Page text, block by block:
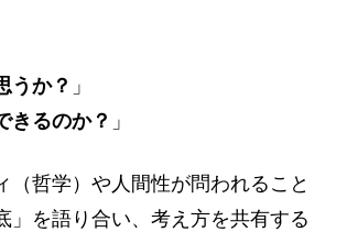
うか？ 」
きるのか？ 」
哲学）や人間性が問われること
」を語り合い、考え方を共有する